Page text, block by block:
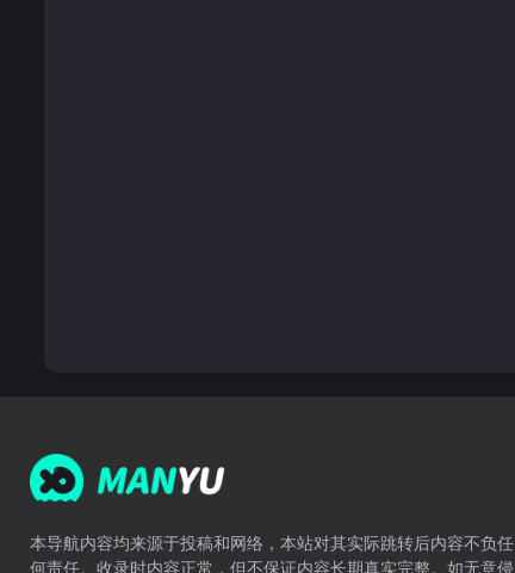
本导航内容均来源于投稿和网络，本站对其实际跳转后内容不负任
何责任。收录时内容正常，但不保证内容长期真实完整。如无意侵